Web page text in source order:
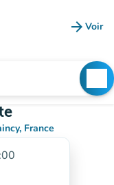
arrow_forward Voir
France
Maps)